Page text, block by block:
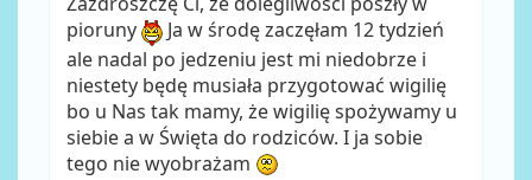
pioruny
Ja w środę zaczęłam 12 tydzień
ale nadal po jedzeniu jest mi niedobrze i
niestety będę musiała przygotować wigilię
bo u Nas tak mamy, że wigilię spożywamy u
siebie a w Święta do rodziców. I ja sobie
tego nie wyobrażam